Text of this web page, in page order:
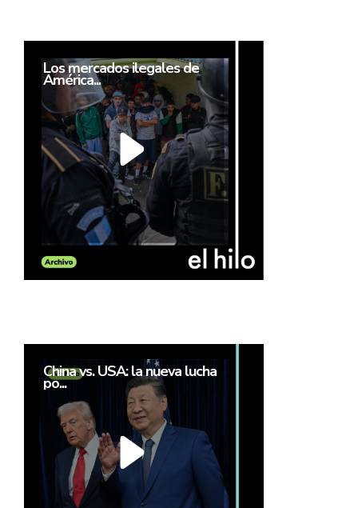
Los mercados ilegales de
América...
China vs. USA: la nueva lucha
po...